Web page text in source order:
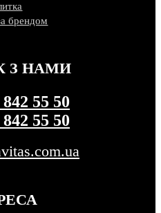
брендом
З НАМИ
55 50
55 50